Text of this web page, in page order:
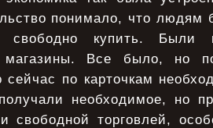
понимало, что людям
купить. Были
магазины. Все было, но
сейчас по карточкам
необходимое, но
свободной торговлей,